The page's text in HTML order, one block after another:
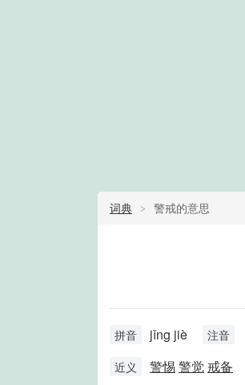
词典 警戒的意思
拼音 jǐng jiè 注音
近义 警惕 警觉戒备